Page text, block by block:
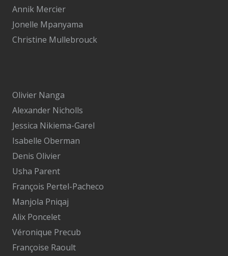
Annik Mercier
Jonelle Mpanyama
Christine Mullebrouck
Olivier Nanga
Alexander Nicholls
Jessica Nikiema-Garel
Isabelle Oberman
Denis Olivier
Usha Parent
François Pertel-Pacheco
Manjola Pniqaj
Alix Poncelet
Véronique Precub
Françoise Raoult